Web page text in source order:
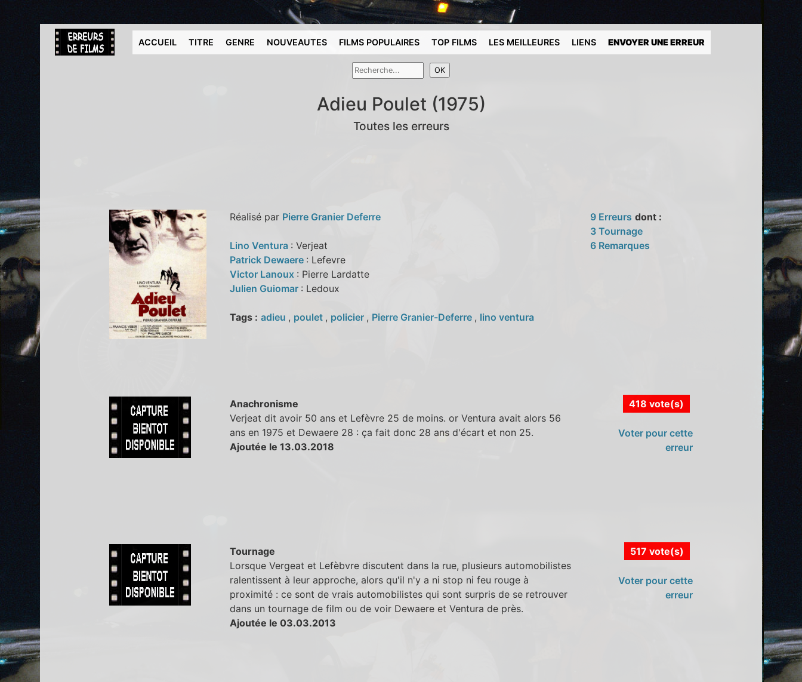
ACCUEIL TITRE GENRE NOUVEAUTES FILMS POPULAIRES TOP FILMS LES MEILLEURES LIENS ENVOYER UNE ERREUR
Adieu Poulet (1975)
Toutes les erreurs
Réalisé par Pierre Granier Deferre
Lino Ventura : Verjeat
Patrick Dewaere : Lefevre
Victor Lanoux : Pierre Lardatte
Julien Guiomar : Ledoux
Tags : adieu , poulet , policier , Pierre Granier-Deferre , lino ventura
9 Erreurs dont :
3 Tournage
6 Remarques
Anachronisme
Verjeat dit avoir 50 ans et Lefèvre 25 de moins. or Ventura avait alors 56
ans en 1975 et Dewaere 28 : ça fait donc 28 ans d'écart et non 25.
Ajoutée le 13.03.2018
418 vote(s)
Voter pour cette
erreur
Tournage
Lorsque Vergeat et Lefèbvre discutent dans la rue, plusieurs automobilistes
ralentissent à leur approche, alors qu'il n'y a ni stop ni feu rouge à
proximité : ce sont de vrais automobilistes qui sont surpris de se retrouver
dans un tournage de film ou de voir Dewaere et Ventura de près.
Ajoutée le 03.03.2013
517 vote(s)
Voter pour cette
erreur